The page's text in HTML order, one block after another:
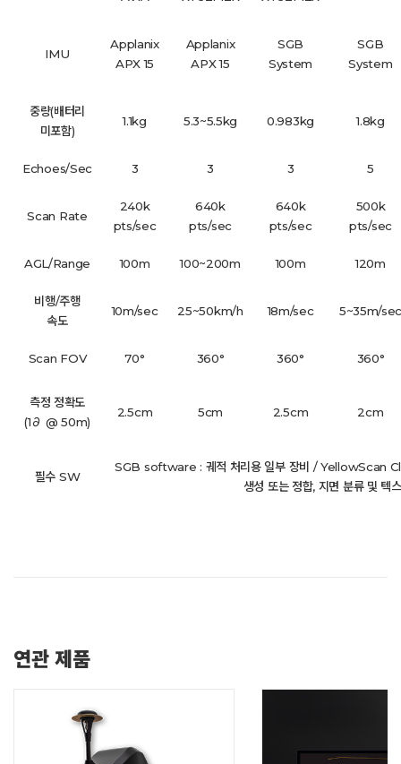
IMU
Applanix
APX 15
Applanix
APX 15
SGB
System
SGB
System
중량(배터리
미포함)
1.1kg 5.3~5.5kg 0.983kg 1.8kg
Echoes/Sec 3 3 3 5
Scan Rate
240k
pts/sec
640k
pts/sec
640k
pts/sec
500k
pts/sec
AGL/Range 100m 100~200m 100m 120m
비행/주행
속도
10m/sec 25~50km/h 18m/sec 5~35m/
Scan FOV 70° 360° 360° 360°
측정 정확도
(1∂ @ 50m)
2.5cm 5cm 2.5cm 2cm
필수 SW
SGB software : 궤적 처리용 일부 장비 / YellowScan
생성 또는 정합, 지면 분류 및 텍
연관 제품